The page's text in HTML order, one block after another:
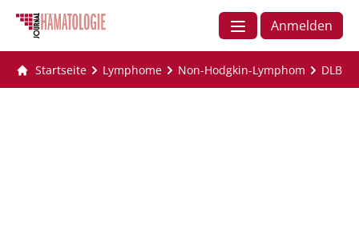
Anmelden
Startseite Lymphome Non-Hodgkin-Lymphom DLBCL